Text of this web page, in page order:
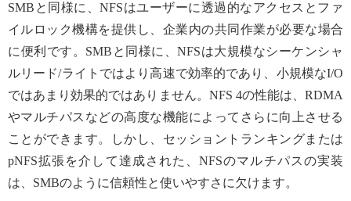
SMBと同様に、NFSはユーザーに透過的なアクセスとファ
イルロック機構を提供し、企業内の共同作業が必要な場合
に便利です。SMBと同様に、NFSは大規模なシーケンシャ
ルリード/ライトではより高速で効率的であり、小規模なI/O
ではあまり効果的ではありません。NFS 4の性能は、RDMA
やマルチパスなどの高度な機能によってさらに向上させる
ことができます。しかし、セッショントランキングまたは
pNFS拡張を介して達成された、NFSのマルチパスの実装
は、SMBのように信頼性と使いやすさに欠けます。